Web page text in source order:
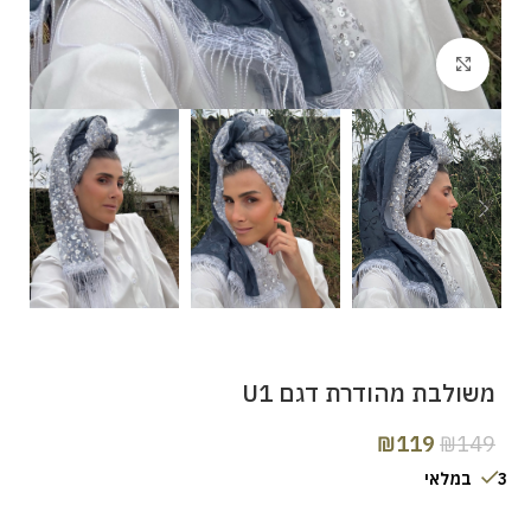
Click to enlarge
משולבת מהודרת דגם U1
₪149
₪119
3 במלאי